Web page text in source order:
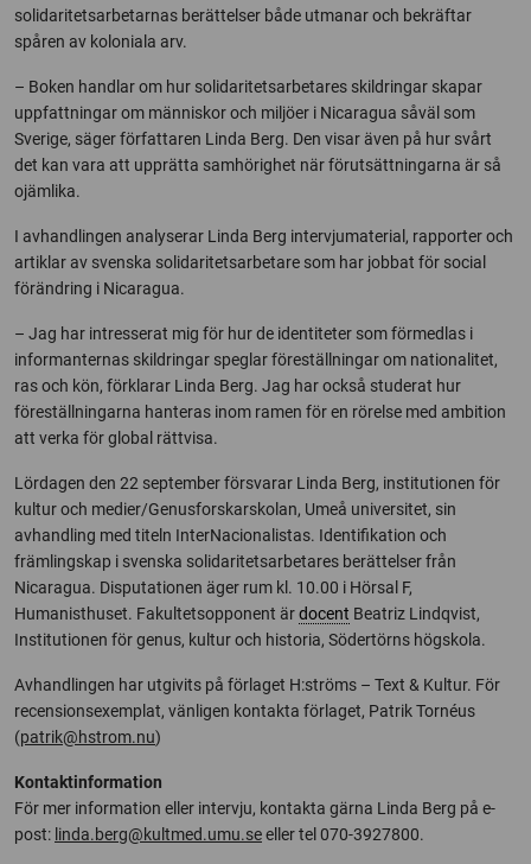
solidaritetsarbetarnas berättelser både utmanar och bekräftar
spåren av koloniala arv.
– Boken handlar om hur solidaritetsarbetares skildringar skapar
uppfattningar om människor och miljöer i Nicaragua såväl som
Sverige, säger författaren Linda Berg. Den visar även på hur svårt
det kan vara att upprätta samhörighet när förutsättningarna är så
ojämlika.
I avhandlingen analyserar Linda Berg intervjumaterial, rapporter och
artiklar av svenska solidaritetsarbetare som har jobbat för social
förändring i Nicaragua.
– Jag har intresserat mig för hur de identiteter som förmedlas i
informanternas skildringar speglar föreställningar om nationalitet,
ras och kön, förklarar Linda Berg. Jag har också studerat hur
föreställningarna hanteras inom ramen för en rörelse med ambition
att verka för global rättvisa.
Lördagen den 22 september försvarar Linda Berg, institutionen för
kultur och medier/Genusforskarskolan, Umeå universitet, sin
avhandling med titeln InterNacionalistas. Identifikation och
främlingskap i svenska solidaritetsarbetares berättelser från
Nicaragua. Disputationen äger rum kl. 10.00 i Hörsal F,
Humanisthuset. Fakultetsopponent ärdocent Beatriz Lindqvist,
Institutionen för genus, kultur och historia, Södertörns högskola.
Avhandlingen har utgivits på förlaget H:ströms – Text & Kultur. För
recensionsexemplat, vänligen kontakta förlaget, Patrik Tornéus
(patrik@hstrom.nu)
Kontaktinformation
För mer information eller intervju, kontakta gärna Linda Berg på e-
post: linda.berg@kultmed.umu.seeller tel 070-3927800.